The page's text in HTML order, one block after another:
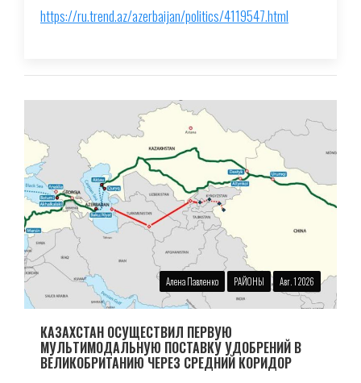
https://ru.trend.az/azerbaijan/politics/4119547.html
Алена Павленко РАЙОНЫ Авг. 1 2026
КАЗАХСТАН ОСУЩЕСТВИЛ ПЕРВУЮ
МУЛЬТИМОДАЛЬНУЮ ПОСТАВКУ УДОБРЕНИЙ В
ВЕЛИКОБРИТАНИЮ ЧЕРЕЗ СРЕДНИЙ КОРИДОР